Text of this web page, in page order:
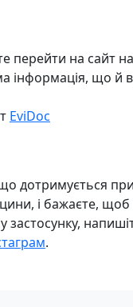
перейти на сайт
інформація, що й
EviDoc
дотримується
і бажаєте, щоб
застосунку,
.